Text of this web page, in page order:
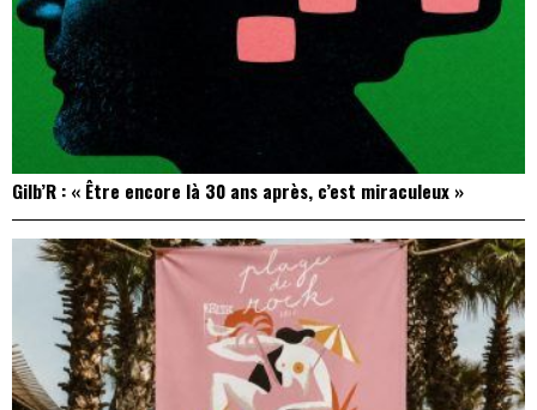
Gilb’R : « Être encore là 30 ans après, c’est miraculeux »